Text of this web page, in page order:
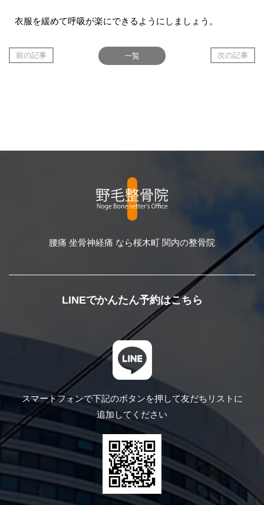
衣服を緩めて呼吸が楽にできるようにしましょう。
前の記事 一覧 次の記事
腰痛 坐骨神経痛 なら桜木町 関内の整骨院
LINEでかんたん予約はこちら
スマートフォンで下記のボタンを押して友だちリストに
追加してください